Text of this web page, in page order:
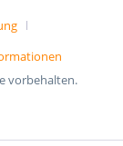
vorbehalten.